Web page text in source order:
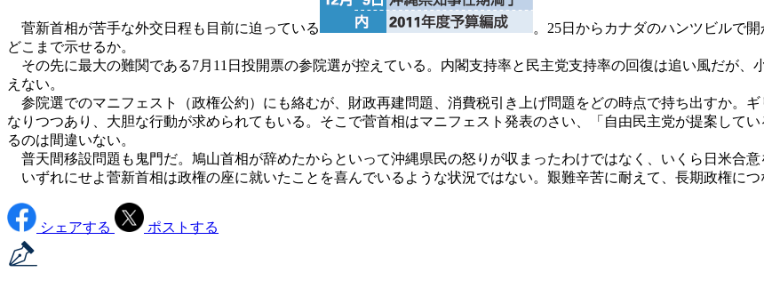
菅新首相が苦手な外交日程も目前に迫っている
。25日からカナダのハンツビルで
どこまで示せるか。
その先に最大の難関である7月11日投開票の参院選が控えている。内閣支持率と民主党支持率の回復は追い風だが、
えない。
参院選でのマニフェスト（政権公約）にも絡むが、財政再建問題、消費税引き上げ問題をどの時点で持ち出すか。
なりつつあり、大胆な行動が求められてもいる。そこで菅首相はマニフェスト発表のさい、「自由民主党が提案して
るのは間違いない。
普天間移設問題も鬼門だ。鳩山首相が辞めたからといって沖縄県民の怒りが収まったわけではなく、いくら日米合
いずれにせよ菅新首相は政権の座に就いたことを喜んでいるような状況ではない。艱難辛苦に耐えて、長期政権につ
シェアする ポストする